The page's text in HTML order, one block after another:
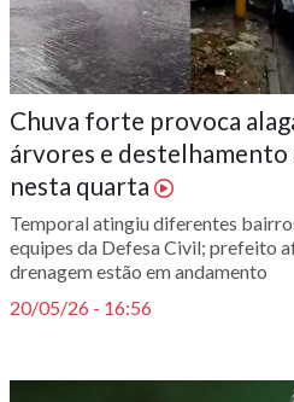
Chuva forte provoca
árvores e
nesta quarta
Temporal atingiu diferentes
equipes da Defesa Civil; prefeito
drenagem estão em andamento
20/05/26 - 16:56